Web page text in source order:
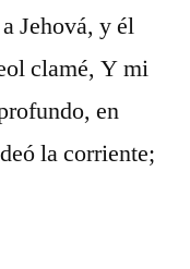
Jehová, y él
clamé, Y mi
en
la corriente;